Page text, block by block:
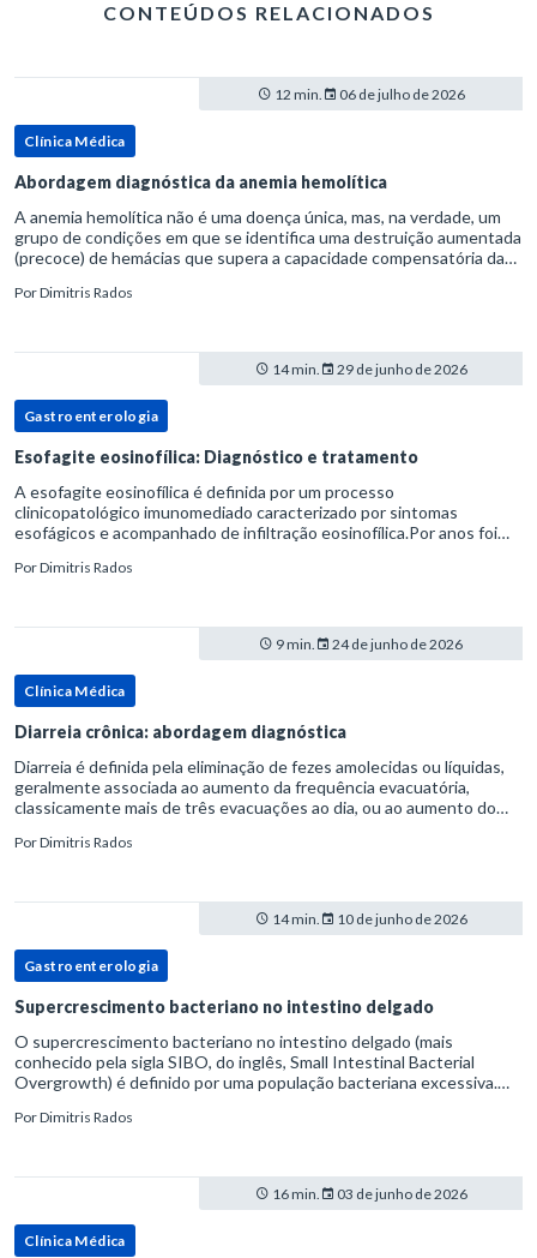
CONTEÚDOS RELACIONADOS
12 min. 06 de julho de 2026
Clínica Médica
Abordagem diagnóstica da anemia hemolítica
A anemia hemolítica não é uma doença única, mas, na verdade, um
grupo de condições em que se identifica uma destruição aumentada
(precoce) de hemácias que supera a capacidade compensatória da
PorDimitris Rados
14 min. 29 de junho de 2026
Gastroenterologia
Esofagite eosinofílica: Diagnóstico e tratamento
A esofagite eosinofílica é definida por um processo
clinicopatológico imunomediado caracterizado por sintomas
esofágicos e acompanhado de infiltração eosinofílica.Por anos foi
refluxo gastr
PorDimitris Rados
9 min. 24 de junho de 2026
Clínica Médica
Diarreia crônica: abordagem diagnóstica
Diarreia é definida pela eliminação de fezes amolecidas ou líquidas,
geralmente associada ao aumento da frequência evacuatória,
classicamente mais de três evacuações ao dia, ou ao aumento do
PorDimitris Rados
14 min. 10 de junho de 2026
Gastroenterologia
Supercrescimento bacteriano no intestino delgado
O supercrescimento bacteriano no intestino delgado (mais
conhecido pela sigla SIBO, do inglês, Small Intestinal Bacterial
Overgrowth) é definido por uma população bacteriana excessiva.
PorDimitris Rados
16 min. 03 de junho de 2026
Clínica Médica